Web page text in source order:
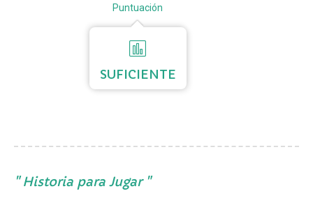
Puntuación
SUFICIENTE
Historia para Jugar